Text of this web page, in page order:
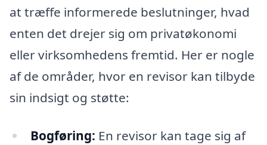
at træffe informerede beslutninger, hvad
enten det drejer sig om privatøkonomi
eller virksomhedens fremtid. Her er nogle
af de områder, hvor en revisor kan tilbyde
sin indsigt og støtte:
Bogføring: En revisor kan tage sig af